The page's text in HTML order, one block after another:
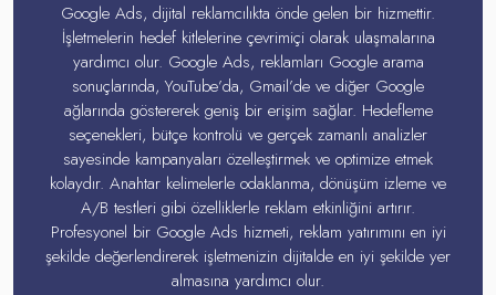
Google Ads, dijital reklamcılıkta önde gelen bir hizmettir.
İşletmelerin hedef kitlelerine çevrimiçi olarak ulaşmalarına
yardımcı olur. Google Ads, reklamları Google arama
sonuçlarında, YouTube’da, Gmail’de ve diğer Google
ağlarında göstererek geniş bir erişim sağlar. Hedefleme
seçenekleri, bütçe kontrolü ve gerçek zamanlı analizler
sayesinde kampanyaları özelleştirmek ve optimize etmek
kolaydır. Anahtar kelimelerle odaklanma, dönüşüm izleme ve
A/B testleri gibi özelliklerle reklam etkinliğini artırır.
Profesyonel bir Google Ads hizmeti, reklam yatırımını en iyi
şekilde değerlendirerek işletmenizin dijitalde en iyi şekilde yer
almasına yardımcı olur.